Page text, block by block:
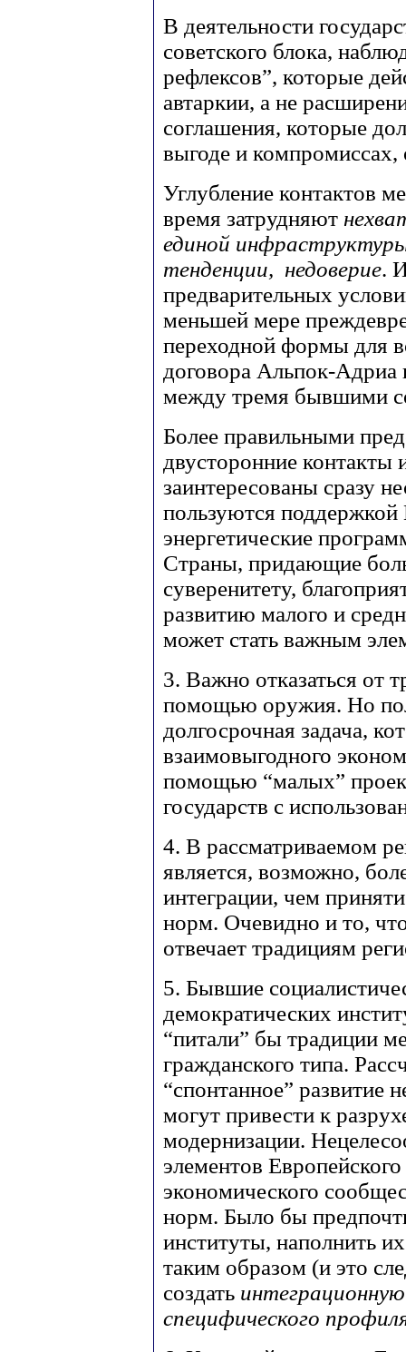
В деятельности
советского блока,
рефлексов”, которые
автаркии, а не
соглашения, которые
выгоде и компромиссах,
Углубление контактов
время затрудняют
единой
тенденции, недоверие.
предварительных
меньшей мере
переходной формы для
договора Альпок-
между тремя бывшими
Более правильными
двусторонние
заинтересованы сразу
пользуются поддержкой
энергетические
Страны, придающие
суверенитету,
развитию малого и
может стать важным
3. Важно отказаться от
помощью оружия. Но
долгосрочная задача,
взаимовыгодного
помощью “малых”
государств с
4. В рассматриваемом
является, возможно,
интеграции, чем
норм. Очевидно и то,
отвечает традициям
5. Бывшие
демократических
“питали” бы традиции
гражданского типа.
“спонтанное” развитие
могут привести к
модернизации.
элементов
экономического
норм. Было бы
институты, наполнить
таким образом (и это
создать
специфического